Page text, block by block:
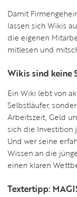
Damit
lassen sich Wikis
die eigenen
mitlesen und
Wikis sind keine
Ein Wiki lebt von
Selbstläufer,
Arbeitszeit, Geld
sich die Investition
Und wer seine
Wissen an die
einen klaren
Textertipp: